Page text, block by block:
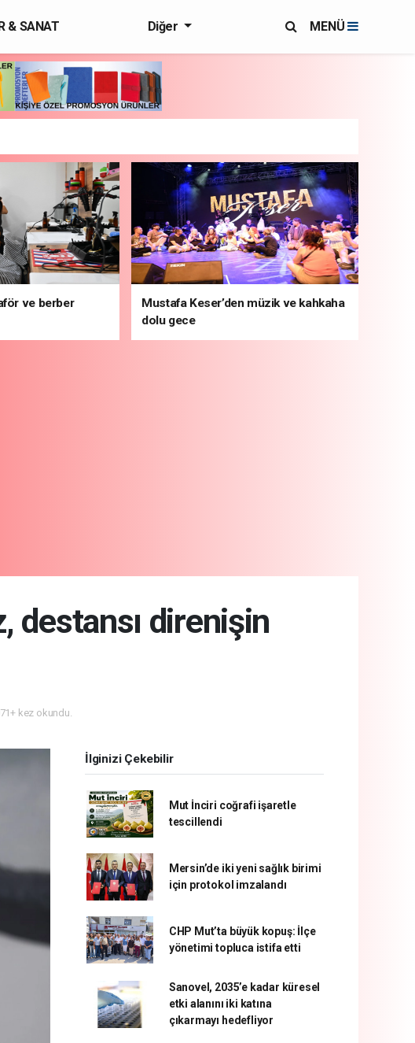
& SANAT
Diğer MENÜ
ve berber
Mustafa Keser’den müzik ve kahkaha
dolu gece
destansı direnişin
kez okundu.
İlginizi Çekebilir
Mut İnciri coğrafi işaretle
tescillendi
Mersin’de iki yeni sağlık birimi
için protokol imzalandı
CHP Mut’ta büyük kopuş: İlçe
yönetimi topluca istifa etti
Sanovel, 2035’e kadar küresel
etki alanını iki katına
çıkarmayı hedefliyor